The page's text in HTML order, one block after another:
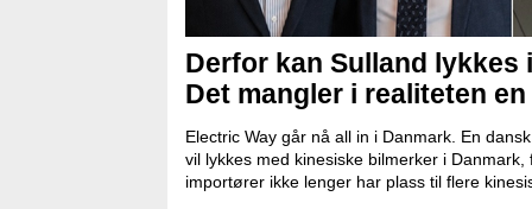
Derfor kan Sulland lykkes
Det mangler i realiteten
Electric Way går nå all in i Danmark. En
vil lykkes med kinesiske bilmerker i Danmark,
importører ikke lenger har plass til flere